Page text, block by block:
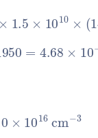
×1.5 × 10 10×
1950 =4.68 ×10
×1016cm